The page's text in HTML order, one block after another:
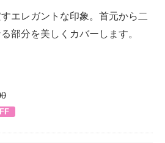
エレガントな印象。首元から二
部分を美しくカバーします。